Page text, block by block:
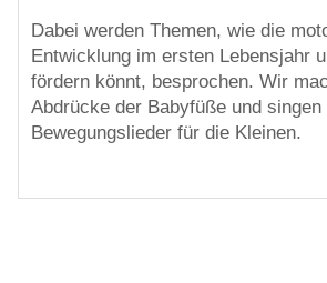
Dabei werden Themen, wie die
Entwicklung im ersten Lebensjahr
fördern könnt, besprochen. Wir
Abdrücke der Babyfüße und singen
Bewegungslieder für die Kleinen.